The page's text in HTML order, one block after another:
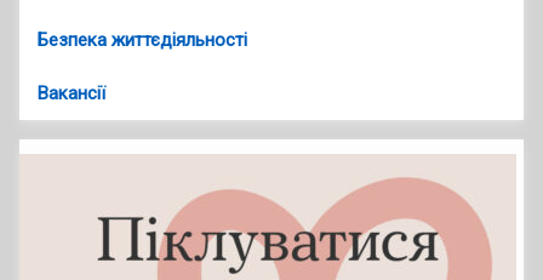
Безпека життєдіяльності
Вакансії